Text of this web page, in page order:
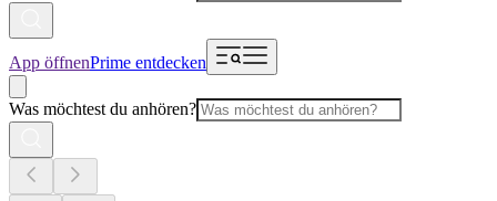
App öffnenPrime entdecken
Was möchtest du anhören?